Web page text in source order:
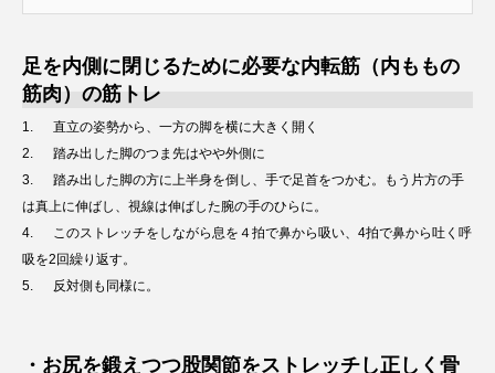
足を内側に閉じるために必要な内転筋（内ももの
筋肉）の筋トレ
1. 直立の姿勢から、一方の脚を横に大きく開く
2. 踏み出した脚のつま先はやや外側に
3. 踏み出した脚の方に上半身を倒し、手で足首をつかむ。もう片方の手
は真上に伸ばし、視線は伸ばした腕の手のひらに。
4. このストレッチをしながら息を４拍で鼻から吸い、4拍で鼻から吐く呼
吸を2回繰り返す。
5. 反対側も同様に。
・お尻を鍛えつつ股関節をストレッチし正しく骨